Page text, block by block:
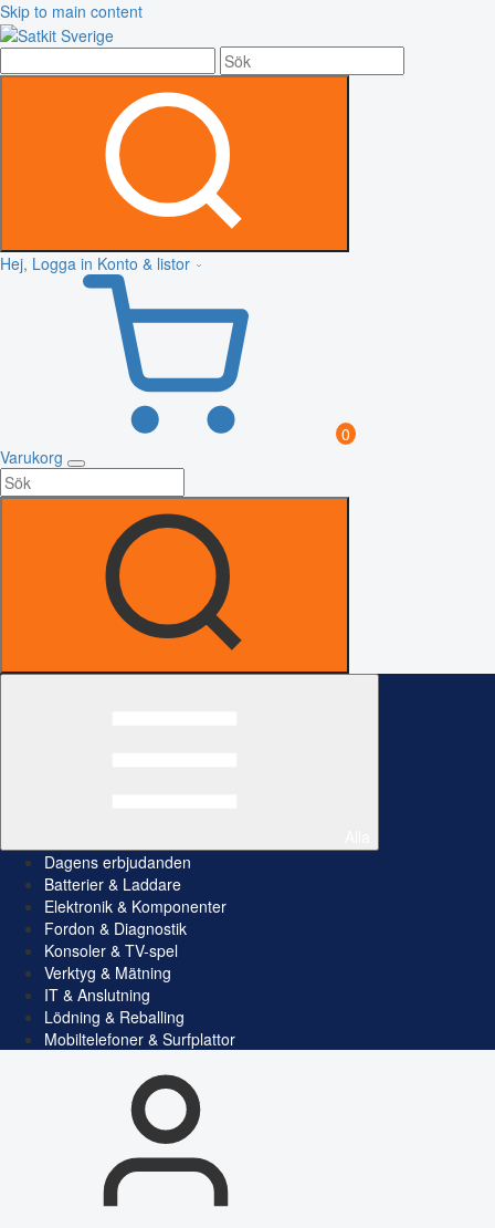
Skip to main content
Hej, Logga in Konto & listor
0
Varukorg
Dagens erbjudanden
Batterier & Laddare
Elektronik & Komponenter
Fordon & Diagnostik
Konsoler & TV-spel
Verktyg & Mätning
IT & Anslutning
Lödning & Reballing
Mobiltelefoner & Surfplattor